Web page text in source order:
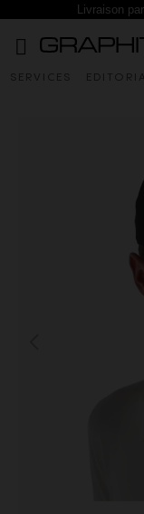
Livraison
SERVICES